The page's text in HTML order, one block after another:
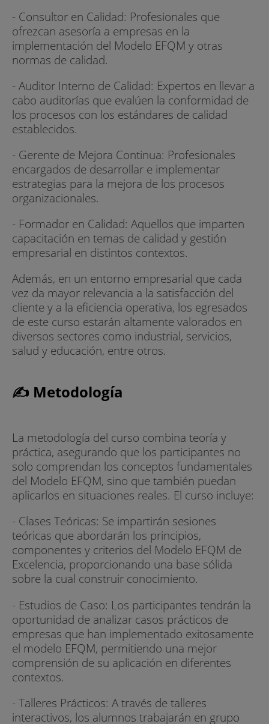
- Consultor en Calidad: Profesionales que
ofrezcan asesoría a empresas en la
implementación del Modelo EFQM y otras
normas de calidad.
- Auditor Interno de Calidad: Expertos en llevar a
cabo auditorías que evalúen la conformidad de
los procesos con los estándares de calidad
establecidos.
- Gerente de Mejora Continua: Profesionales
encargados de desarrollar e implementar
estrategias para la mejora de los procesos
organizacionales.
- Formador en Calidad: Aquellos que imparten
capacitación en temas de calidad y gestión
empresarial en distintos contextos.
Además, en un entorno empresarial que cada
vez da mayor relevancia a la satisfacción del
cliente y a la eficiencia operativa, los egresados
de este curso estarán altamente valorados en
diversos sectores como industrial, servicios,
salud y educación, entre otros.
✍ Metodología
La metodología del curso combina teoría y
práctica, asegurando que los participantes no
solo comprendan los conceptos fundamentales
del Modelo EFQM, sino que también puedan
aplicarlos en situaciones reales. El curso incluye:
- Clases Teóricas: Se impartirán sesiones
teóricas que abordarán los principios,
componentes y criterios del Modelo EFQM de
Excelencia, proporcionando una base sólida
sobre la cual construir conocimiento.
- Estudios de Caso: Los participantes tendrán la
oportunidad de analizar casos prácticos de
empresas que han implementado exitosamente
el modelo EFQM, permitiendo una mejor
comprensión de su aplicación en diferentes
contextos.
- Talleres Prácticos: A través de talleres
interactivos, los alumnos trabajarán en grupo